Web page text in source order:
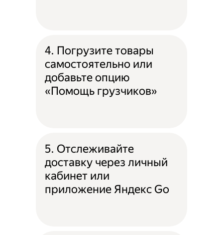
4. Погрузите товары
самостоятельно или
добавьте опцию
«Помощь грузчиков»
5. Отслеживайте
доставку через личный
кабинет или
приложение Яндекс Go